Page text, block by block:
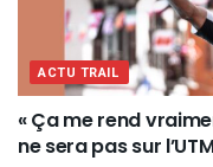
ACTU TRAIL
« Ça me rend
ne sera pas sur